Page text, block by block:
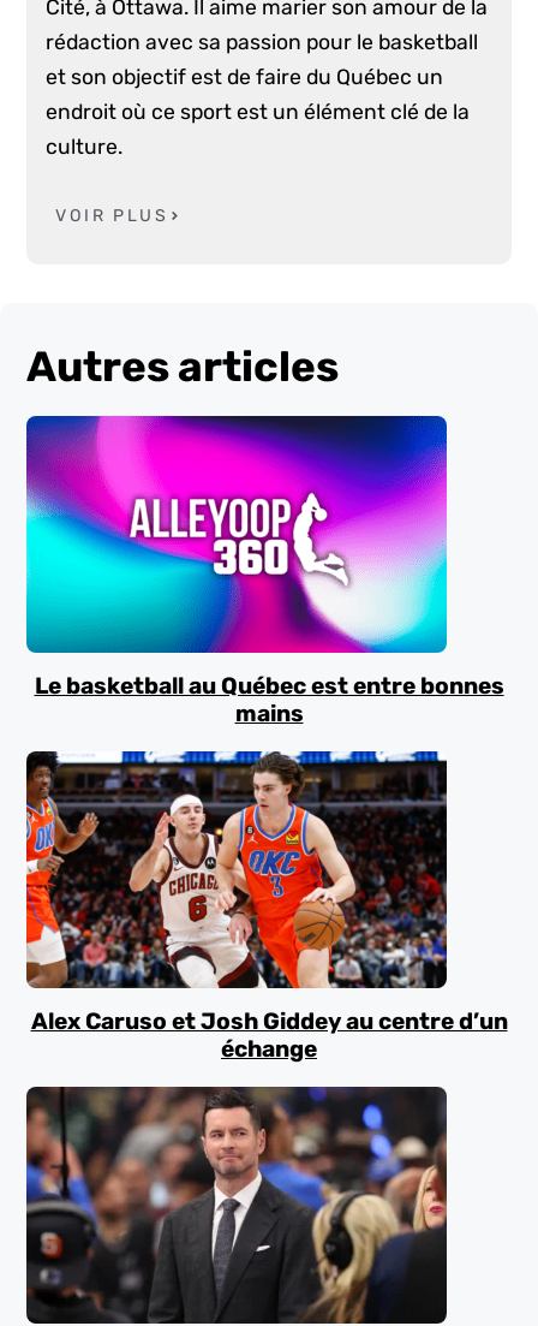
Cité, à Ottawa. Il aime marier son amour de la
rédaction avec sa passion pour le basketball
et son objectif est de faire du Québec un
endroit où ce sport est un élément clé de la
culture.
VOIR PLUS
Autres articles
Le basketball au Québec est entre bonnes
mains
Alex Caruso et Josh Giddey au centre d’un
échange